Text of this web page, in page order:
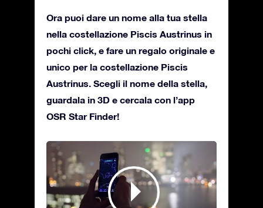
Ora puoi dare un nome alla tua stella
nella costellazione Piscis Austrinus in
pochi click, e fare un regalo originale e
unico per la costellazione Piscis
Austrinus. Scegli il nome della stella,
guardala in 3D e cercala con l’app
OSR Star Finder!